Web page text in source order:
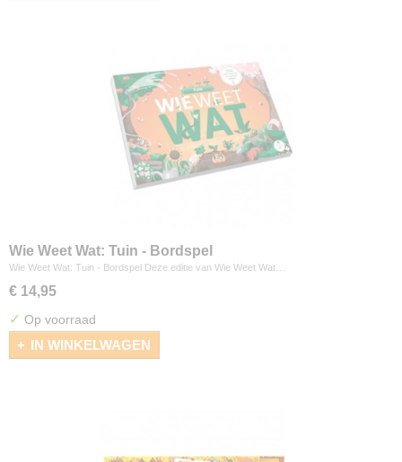
Wie Weet Wat: Tuin - Bordspel
Wie Weet Wat: Tuin - Bordspel Deze editie van Wie Weet Wat…
€ 14,95
✓ Op voorraad
IN WINKELWAGEN